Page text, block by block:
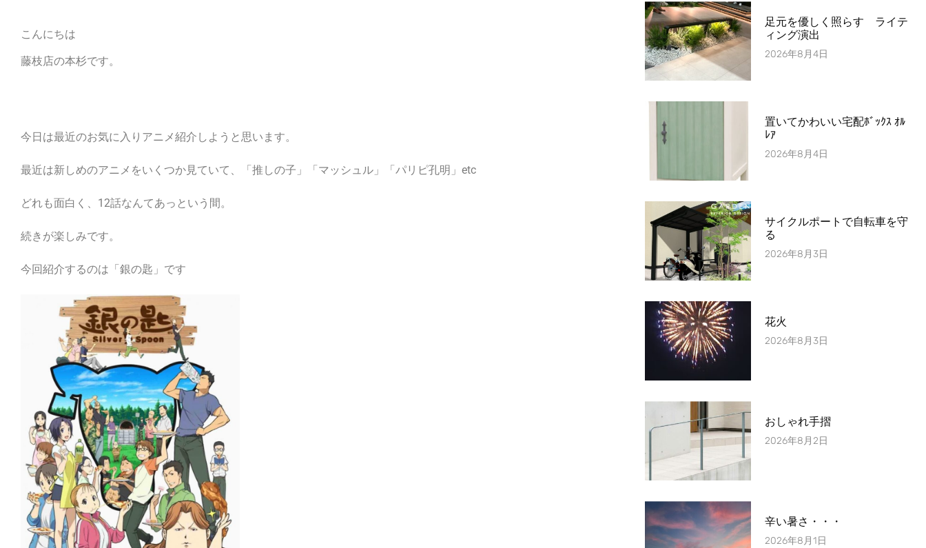
こんにちは
藤枝店の本杉です。
今日は最近のお気に入りアニメ紹介しようと思います。
最近は新しめのアニメをいくつか見ていて、「推しの子」「マッシュル」「パリピ孔明」etc
どれも面白く、12話なんてあっという間。
続きが楽しみです。
今回紹介するのは「銀の匙」です
足元を優しく照らす ライテ
ィング演出
2026年8月4日
置いてかわいい宅配ﾎﾞｯｸｽ ｵﾙ
ﾚｱ
2026年8月4日
サイクルポートで自転車を守
る
2026年8月3日
花火
2026年8月3日
おしゃれ手摺
2026年8月2日
辛い暑さ・・・
2026年8月1日